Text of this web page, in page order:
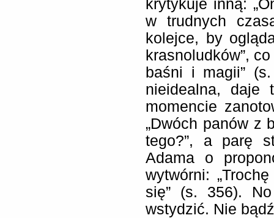
krytykuje inną:
w trudnych
kolejce, by
krasnoludków”,
baśni i magii”
nieidealna, daje
momencie
„Dwóch panów z
tego?”, a parę
Adama o
wytwórni:
się” (s. 356).
wstydzić. Nie